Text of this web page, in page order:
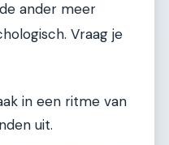
ander meer
Vraag je
in een ritme van
uit.